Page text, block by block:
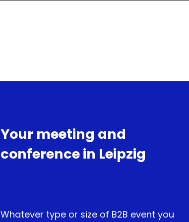
Your meeting and
conference in Leipzig
Whatever type or size of B2B event you